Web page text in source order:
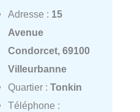
Adresse : 15
Avenue
Condorcet, 69100
Villeurbanne
Quartier : Tonkin
Téléphone :